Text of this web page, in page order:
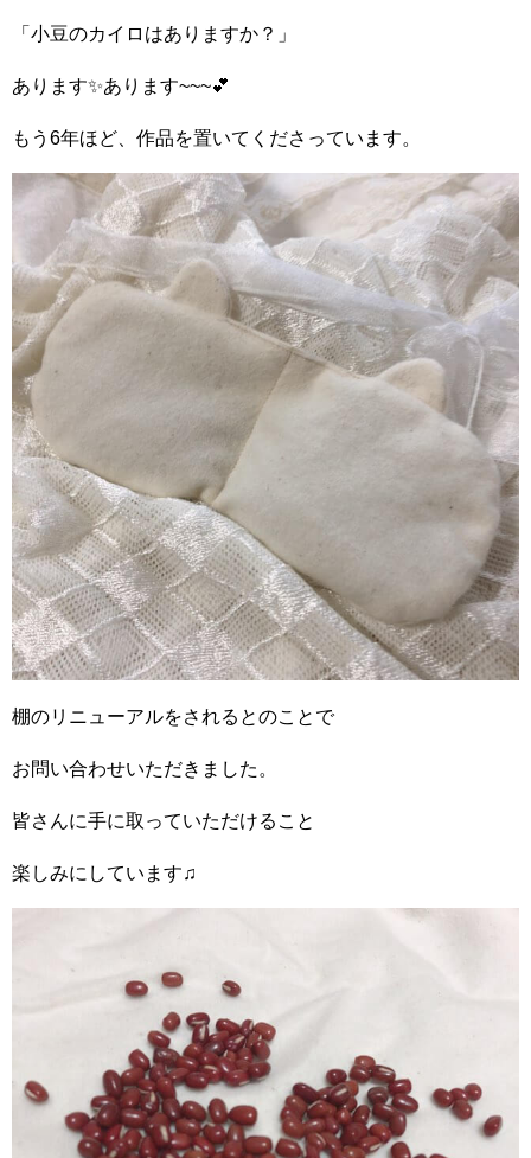
「小豆のカイロはありますか？」
あります✨あります~~~💕
もう6年ほど、作品を置いてくださっています。
棚のリニューアルをされるとのことで
お問い合わせいただきました。
皆さんに手に取っていただけること
楽しみにしています♫